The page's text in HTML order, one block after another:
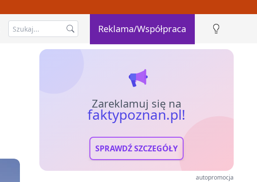
Reklama/Współpraca
Zareklamuj się na
faktypoznan.pl!
SPRAWDŹ SZCZEGÓŁY
autopromocja